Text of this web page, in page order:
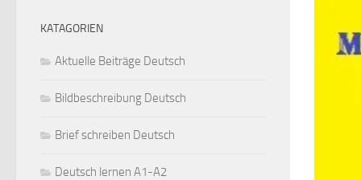
KATAGORIEN
Aktuelle Beiträge Deutsch
Bildbeschreibung Deutsch
Brief schreiben Deutsch
Deutsch lernen A1-A2